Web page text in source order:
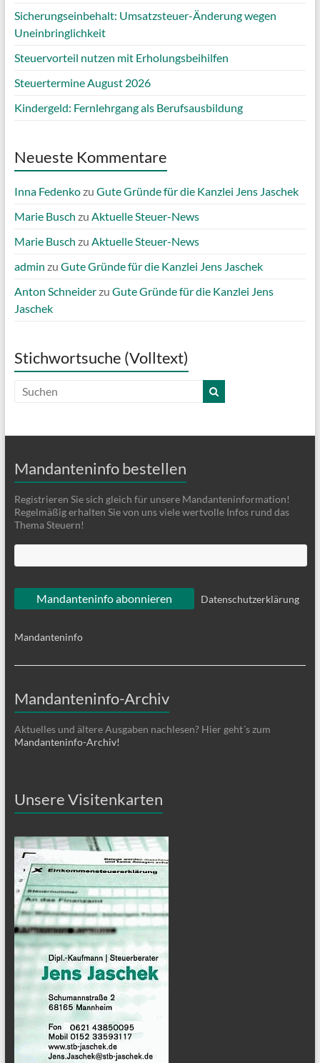
Sicherungseinbehalt: Umsatzsteuer-Änderung wegen
Uneinbringlichkeit
Steuervorteil nutzen mit Erholungsbeihilfen
Steuertermine August 2026
Kindergeld: Fernlehrgang als Berufsausbildung
Neueste Kommentare
Inna Fedenkozu Gute Gründe für die Kanzlei Jens Jaschek
Marie Busch zu Aktuelle Steuer-News
Marie Busch zu Aktuelle Steuer-News
admin zu Gute Gründe für die Kanzlei Jens Jaschek
Anton Schneiderzu Gute Gründe für die Kanzlei Jens
Jaschek
Stichwortsuche (Volltext)
Mandanteninfo bestellen
Registrieren Sie sich gleich für unsere Mandanteninformation!
Regelmäßig erhalten Sie von uns viele wertvolle Infos rund das
Thema Steuern!
Datenschutzerklärung
Mandanteninfo
Mandanteninfo-Archiv
Aktuelles und ältere Ausgaben nachlesen? Hier geht´s zum
Mandanteninfo-Archiv!
Unsere Visitenkarten